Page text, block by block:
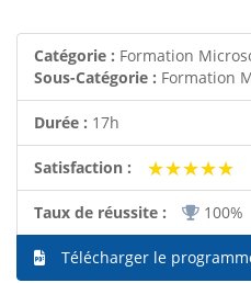
Catégorie : Formation
Sous-Catégorie : Formation
Durée : 17h
Satisfaction : ★★★★★
★★★★★
Taux de réussite : 100%
Télécharger le